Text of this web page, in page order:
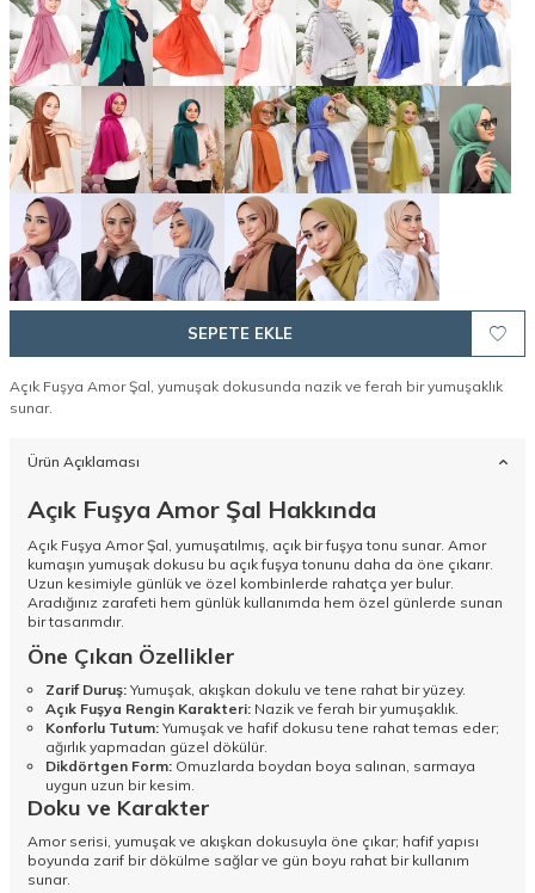
SEPETE EKLE
Açık Fuşya Amor Şal, yumuşak dokusunda nazik ve ferah bir yumuşaklık
sunar.
Ürün Açıklaması
Açık Fuşya Amor Şal Hakkında
Açık Fuşya Amor Şal, yumuşatılmış, açık bir fuşya tonu sunar. Amor
kumaşın yumuşak dokusu bu açık fuşya tonunu daha da öne çıkarır.
Uzun kesimiyle günlük ve özel kombinlerde rahatça yer bulur.
Aradığınız zarafeti hem günlük kullanımda hem özel günlerde sunan
bir tasarımdır.
Öne Çıkan Özellikler
Zarif Duruş: Yumuşak, akışkan dokulu ve tene rahat bir yüzey.
Açık Fuşya Rengin Karakteri: Nazik ve ferah bir yumuşaklık.
Konforlu Tutum: Yumuşak ve hafif dokusu tene rahat temas eder;
ağırlık yapmadan güzel dökülür.
Dikdörtgen Form: Omuzlarda boydan boya salınan, sarmaya
uygun uzun bir kesim.
Doku ve Karakter
Amor serisi, yumuşak ve akışkan dokusuyla öne çıkar; hafif yapısı
boyunda zarif bir dökülme sağlar ve gün boyu rahat bir kullanım
sunar.